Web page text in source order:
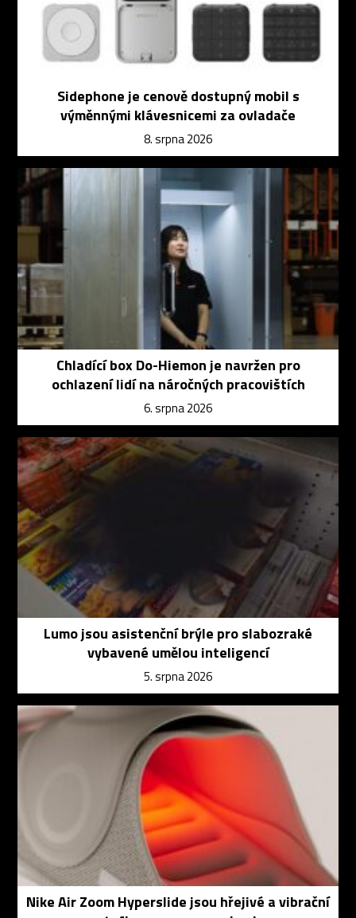
Sidephone je cenově dostupný mobil s
výměnnými klávesnicemi za ovladače
8. srpna 2026
Chladící box Do-Hiemon je navržen pro
ochlazení lidí na náročných pracovištích
6. srpna 2026
Lumo jsou asistenční brýle pro slabozraké
vybavené umělou inteligencí
5. srpna 2026
Nike Air Zoom Hyperslide jsou hřejivé a vibrační